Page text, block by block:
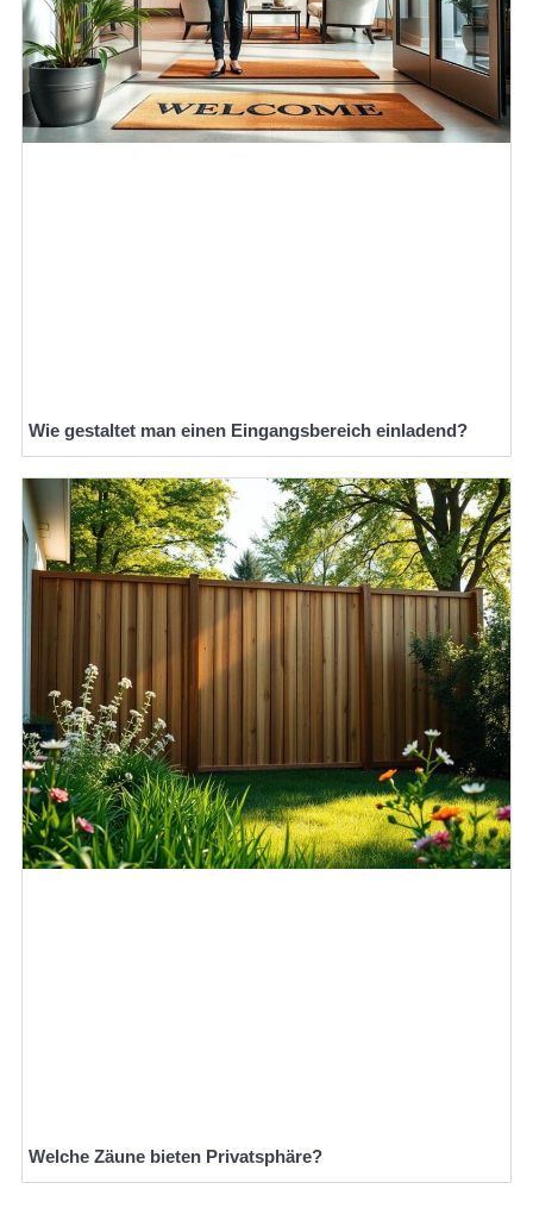
Wie gestaltet man einen Eingangsbereich einladend?
Welche Zäune bieten Privatsphäre?